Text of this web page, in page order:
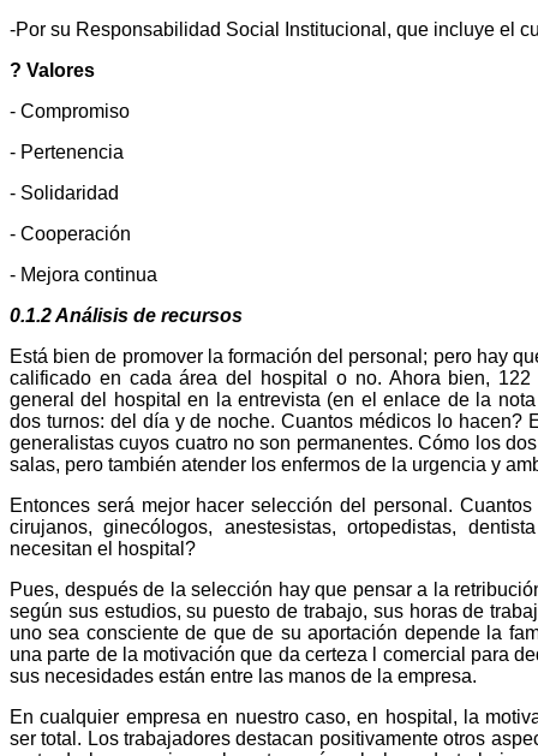
-Por su Responsabilidad Social Institucional, que incluye el
? Valores
- Compromiso
- Pertenencia
- Solidaridad
- Cooperación
- Mejora continua
0.1.2 Análisis de recursos
Está bien de promover la formación del personal; pero hay
calificado en cada área del hospital o no. Ahora bien,
general del hospital en la entrevista (en el enlace de la
dos turnos: del día y de noche. Cuantos médicos lo hacen?
generalistas cuyos cuatro no son permanentes. Cómo los
salas, pero también atender los enfermos de la urgencia y
Entonces será mejor hacer selección del personal.
cirujanos, ginecólogos, anestesistas, ortopedistas,
necesitan el hospital?
Pues, después de la selección hay que pensar a la
según sus estudios, su puesto de trabajo, sus horas de
uno sea consciente de que de su aportación depende la
una parte de la motivación que da certeza l comercial para
sus necesidades están entre las manos de la empresa.
En cualquier empresa en nuestro caso, en hospital, la
ser total. Los trabajadores destacan positivamente otros